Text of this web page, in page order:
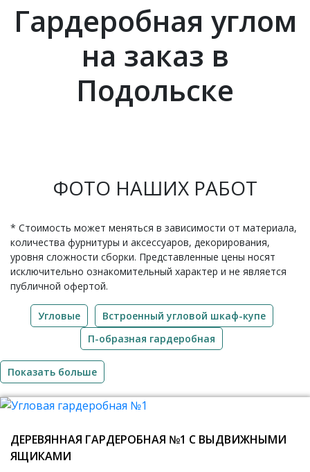
Гардеробная углом
на заказ в
Подольске
ФОТО НАШИХ РАБОТ
* Стоимость может меняться в зависимости от материала,
количества фурнитуры и аксессуаров, декорирования,
уровня сложности сборки. Представленные цены носят
исключительно ознакомительный характер и не является
публичной офертой.
Угловые
Встроенный угловой шкаф-купе
П-образная гардеробная
Показать больше
ДЕРЕВЯННАЯ ГАРДЕРОБНАЯ №1 С ВЫДВИЖНЫМИ
ЯЩИКАМИ